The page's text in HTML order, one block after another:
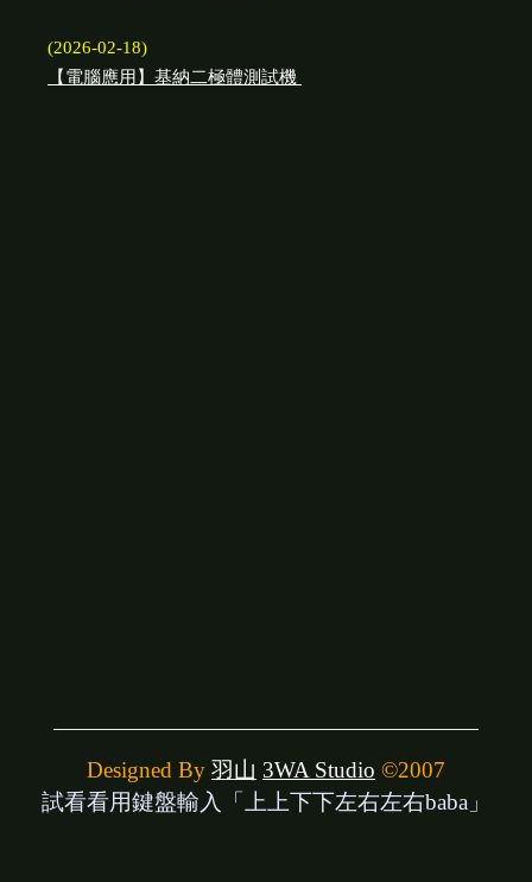
(2026-02-18)
【電腦應用】基納二極體測試機
Designed By 羽山 3WA Studio ©2007
試看看用鍵盤輸入「上上下下左右左右baba」